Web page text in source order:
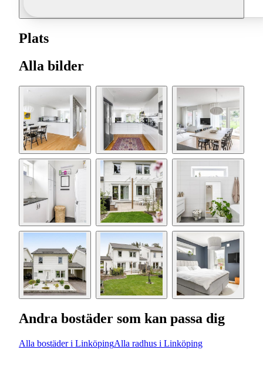
Plats
Alla bilder
Andra bostäder som kan passa dig
Alla bostäder i LinköpingAlla radhus i Linköping